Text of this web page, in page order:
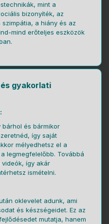
mint a
bizonyíték, az
a hiány és az
mind erőteljes eszközök
gyakorlati
és bármikor
így saját
mélyedhetsz el a
legmegfelelőbb. Továbbá
így akár
ismételni.
oklevelet adunk, ami
és készségeidet. Ez az
mutatja, hanem